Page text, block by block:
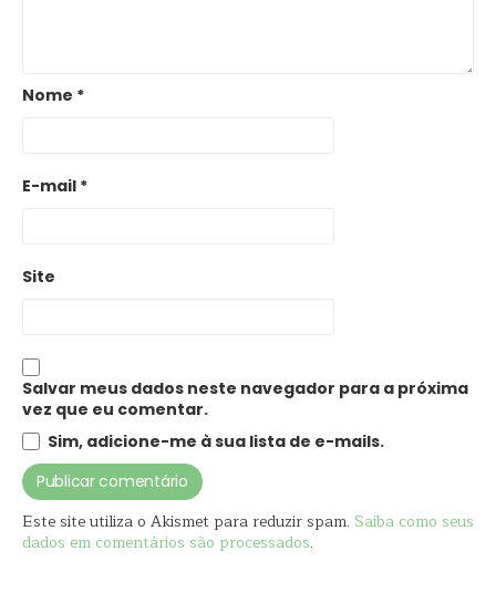
Nome *
E-mail *
Site
Salvar meus dados neste navegador para a próxima
vez que eu comentar.
Sim, adicione-me à sua lista de e-mails.
Este site utiliza o Akismet para reduzir spam. Saiba como seus
dados em comentários são processados.